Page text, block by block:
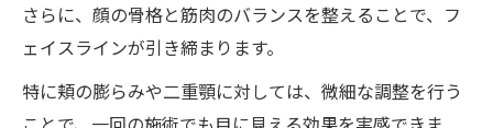
さらに、顔の骨格と筋肉のバランスを整えることで、フ
ェイスラインが引き締まります。
特に頬の膨らみや二重顎に対しては、微細な調整を行う